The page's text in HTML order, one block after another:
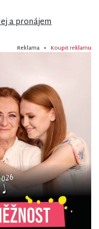
a pronájem
Reklama • Koupit reklamu